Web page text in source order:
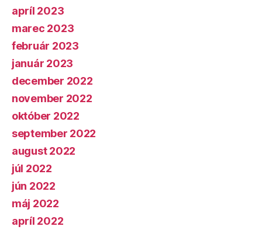
apríl 2023
marec 2023
február 2023
január 2023
december 2022
november 2022
október 2022
september 2022
august 2022
júl 2022
jún 2022
máj 2022
apríl 2022